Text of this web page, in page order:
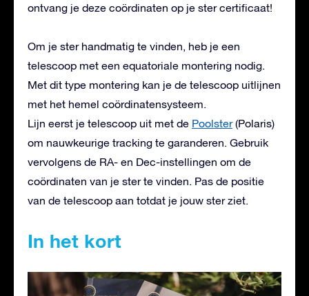
ontvang je deze coördinaten op je ster certificaat!
Om je ster handmatig te vinden, heb je een
telescoop met een equatoriale montering nodig.
Met dit type montering kan je de telescoop uitlijnen
met het hemel coördinatensysteem.
Lijn eerst je telescoop uit met de Poolster(Polaris)
om nauwkeurige tracking te garanderen. Gebruik
vervolgens de RA- en Dec-instellingen om de
coördinaten van je ster te vinden. Pas de positie
van de telescoop aan totdat je jouw ster ziet.
In het kort